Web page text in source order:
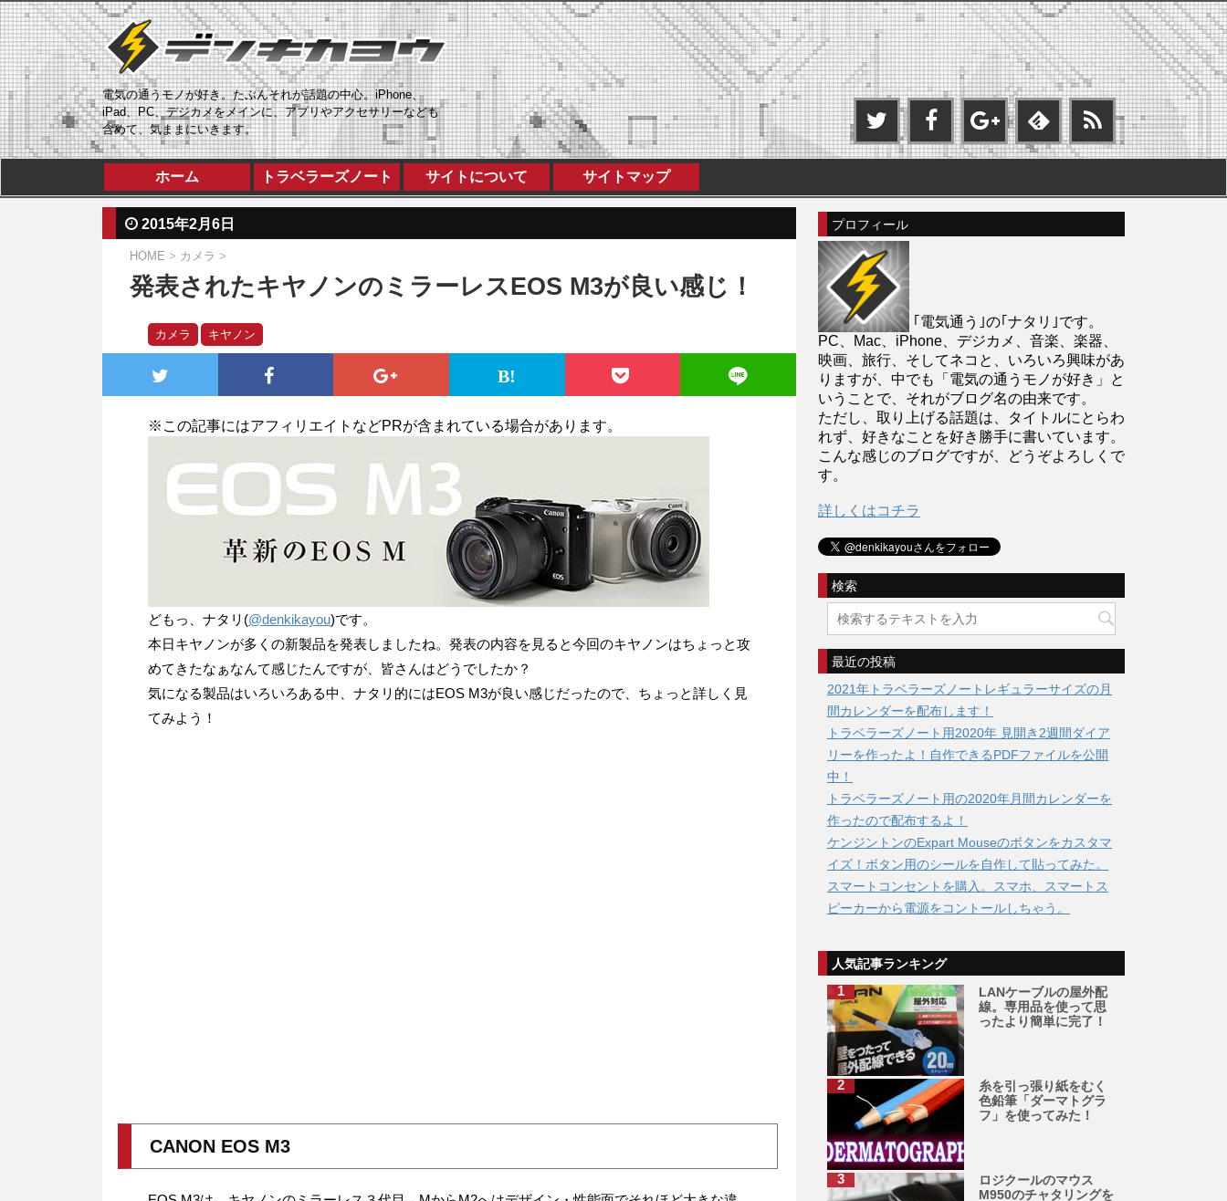
電気の通うモノが好き。たぶんそれが話題の中心。iPhone、
iPad、PC、デジカメをメインに、アプリやアクセサリーなども
含めて、気ままにいきます。
ホーム トラベラーズノート サイトについて サイトマップ
2015年2月6日
HOME > カメラ >
発表されたキヤノンのミラーレスEOS M3が良い感じ！
カメラ キヤノン
※この記事にはアフィリエイトなどPRが含まれている場合があります。
どもっ、ナタリ(@denkikayou)です。
本日キヤノンが多くの新製品を発表しましたね。発表の内容を見ると今回のキヤノンはちょっと攻
めてきたなぁなんて感じたんですが、皆さんはどうでしたか？
気になる製品はいろいろある中、ナタリ的にはEOS M3が良い感じだったので、ちょっと詳しく見
てみよう！
CANON EOS M3
プロフィール
｢電気通う｣の｢ナタリ｣です。
PC、Mac、iPhone、デジカメ、音楽、楽器、
映画、旅行、そしてネコと、いろいろ興味があ
りますが、中でも「電気の通うモノが好き」と
いうことで、それがブログ名の由来です。
ただし、取り上げる話題は、タイトルにとらわ
れず、好きなことを好き勝手に書いています。
こんな感じのブログですが、どうぞよろしくで
す。
詳しくはコチラ
検索
最近の投稿
2021年トラベラーズノートレギュラーサイズの月
間カレンダーを配布します！
トラベラーズノート用2020年 見開き2週間ダイア
リーを作ったよ！自作できるPDFファイルを公開
中！
トラベラーズノート用の2020年月間カレンダーを
作ったので配布するよ！
ケンジントンのExpart Mouseのボタンをカスタマ
イズ！ボタン用のシールを自作して貼ってみた。
スマートコンセントを購入。スマホ、スマートス
ピーカーから電源をコントールしちゃう。
人気記事ランキング
LANケーブルの屋外配
線。専用品を使って思
ったより簡単に完了！
糸を引っ張り紙をむく
色鉛筆「ダーマトグラ
フ」を使ってみた！
ロジクールのマウス
M950のチャタリングを